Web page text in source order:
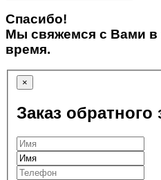
Спасибо!
Мы свяжемся с Вами
время.
×
Заказ обратного